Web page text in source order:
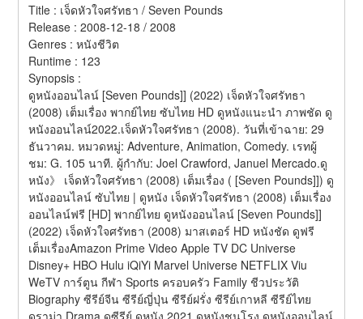
Title : เจ็ดหัวใจศรัทธา / Seven Pounds
Release : 2008-12-18 / 2008
Genres : หนังชีวิต
Runtime : 123
Synopsis :
ดูหนังออนไลน์ [Seven Pounds]] (2022) เจ็ดหัวใจศรัทธา
(2008) เต็มเรื่อง พากย์ไทย ซับไทย HD ดูหนังแนะนำ ภาพชัด ดู
หนังออนไลน์2022.เจ็ดหัวใจศรัทธา (2008). วันที่เข้าฉาย: 29
ธันวาคม. หมวดหมู่: Adventure, Animation, Comedy. เรทผู้
ชม: G. 105 นาที. ผู้กำกับ: Joel Crawford, Januel Mercado.ดู
หนัง》 เจ็ดหัวใจศรัทธา (2008) เต็มเรื่อง ( [Seven Pounds]]) ดู
หนังออนไลน์ ซับไทย | ดูหนัง เจ็ดหัวใจศรัทธา (2008) เต็มเรื่อง
ออนไลน์ฟรี [HD] พากย์ไทย ดูหนังออนไลน์ [Seven Pounds]]
(2022) เจ็ดหัวใจศรัทธา (2008) มาสเตอร์ HD หนังชัด ดูฟรี
เต็มเรื่องAmazon Prime Video Apple TV DC Universe
Disney+ HBO Hulu iQiYi Marvel Universe NETFLIX Viu
WeTV การ์ตูน กีฬา Sports ครอบครัว Family ชีวประวัติ
Biography ซีรีย์จีน ซีรีย์ญี่ปุ่น ซีรีย์ฝรั่ง ซีรีย์เกาหลี ซีรีย์ไทย
ดราม่า Drama ดูซีรีย์ ดูหนัง 2021 ดูหนังชนโรง ดูหนังออนไลน์